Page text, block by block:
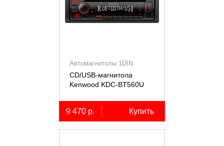
Автомагнитолы 1DIN
CD/USB-магнитола
Kenwood KDC-BT560U
9 470 р. Купить